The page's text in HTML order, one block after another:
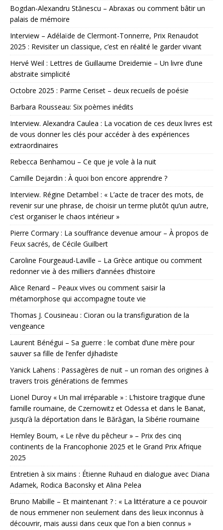
Bogdan-Alexandru Stănescu – Abraxas ou comment bâtir un
palais de mémoire
Interview – Adélaïde de Clermont-Tonnerre, Prix Renaudot
2025 : Revisiter un classique, c’est en réalité le garder vivant
Hervé Weil : Lettres de Guillaume Dreidemie – Un livre d’une
abstraite simplicité
Octobre 2025 : Parme Ceriset – deux recueils de poésie
Barbara Rousseau: Six poèmes inédits
Interview. Alexandra Caulea : La vocation de ces deux livres est
de vous donner les clés pour accéder à des expériences
extraordinaires
Rebecca Benhamou – Ce que je vole à la nuit
Camille Dejardin : À quoi bon encore apprendre ?
Interview. Régine Detambel : « L’acte de tracer des mots, de
revenir sur une phrase, de choisir un terme plutôt qu’un autre,
c’est organiser le chaos intérieur »
Pierre Cormary : La souffrance devenue amour – À propos de
Feux sacrés, de Cécile Guilbert
Caroline Fourgeaud-Laville – La Grèce antique ou comment
redonner vie à des milliers d’années d’histoire
Alice Renard – Peaux vives ou comment saisir la
métamorphose qui accompagne toute vie
Thomas J. Cousineau : Cioran ou la transfiguration de la
vengeance
Laurent Bénégui – Sa guerre : le combat d’une mère pour
sauver sa fille de l’enfer djihadiste
Yanick Lahens : Passagères de nuit – un roman des origines à
travers trois générations de femmes
Lionel Duroy « Un mal irréparable » : L’histoire tragique d’une
famille roumaine, de Czernowitz et Odessa et dans le Banat,
jusqu’à la déportation dans le Bărăgan, la Sibérie roumaine
Hemley Boum, « Le rêve du pêcheur » – Prix des cinq
continents de la Francophonie 2025 et le Grand Prix Afrique
2025
Entretien à six mains : Étienne Ruhaud en dialogue avec Diana
Adamek, Rodica Baconsky et Alina Pelea
Bruno Mabille – Et maintenant ? : « La littérature a ce pouvoir
de nous emmener non seulement dans des lieux inconnus à
découvrir, mais aussi dans ceux que l’on a bien connus »